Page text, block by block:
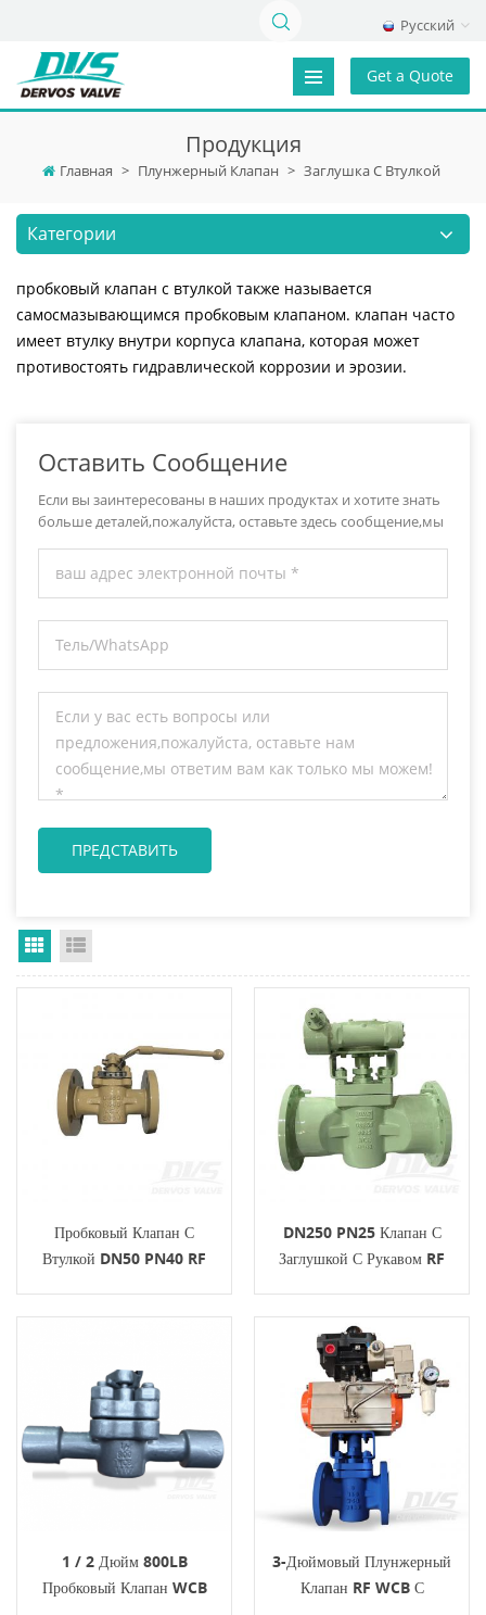
Русский
Get a Quote
Продукция
Главная > Плунжерный Клапан > Заглушка С Втулкой
Категории
пробковый клапан с втулкой также называется
самосмазывающимся пробковым клапаном. клапан часто
имеет втулку внутри корпуса клапана, которая может
противостоять гидравлической коррозии и эрозии.
Оставить Сообщение
Если вы заинтересованы в наших продуктах и хотите знать
больше деталей,пожалуйста, оставьте здесь сообщение,мы
Grid View
Пробковый Клапан С
Втулкой DN50 PN40 RF
DN250 PN25 Клапан С
Заглушкой С Рукавом RF
1 / 2 Дюйм 800LB
Пробковый Клапан WCB
3-Дюймовый Плунжерный
Клапан RF WCB С